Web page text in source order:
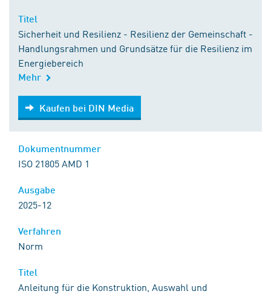
Sicherheit und Resilienz - Resilienz der Gemeinschaft -
Handlungsrahmen und Grundsätze für die Resilienz im
Energiebereich
Mehr
Kaufen bei DIN Media
Kaufen bei DIN Media
ISO 21805 AMD 1
2025-12
Norm
Anleitung für die Konstruktion, Auswahl und